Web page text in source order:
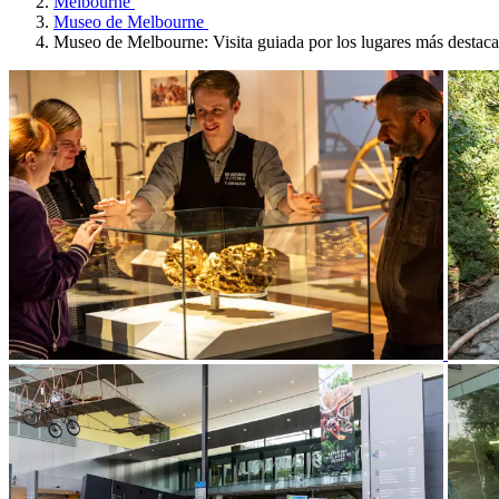
Museo de Melbourne
Museo de Melbourne: Visita guiada por los lugares más